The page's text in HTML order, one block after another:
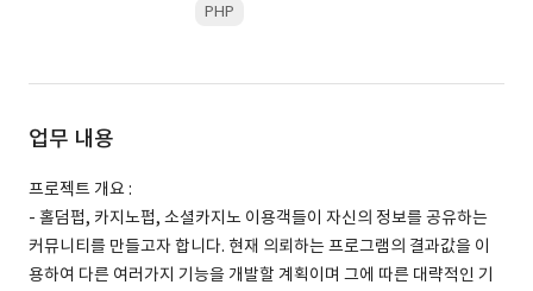
PHP
업무 내용
프로젝트 개요 :
- 홀덤펍, 카지노펍, 소셜카지노 이용객들이 자신의 정보를 공유하는
커뮤니티를 만들고자 합니다. 현재 의뢰하는 프로그램의 결과값을 이
용하여 다른 여러가지 기능을 개발할 계획이며 그에 따른 대략적인 기